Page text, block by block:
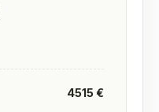
4515 €